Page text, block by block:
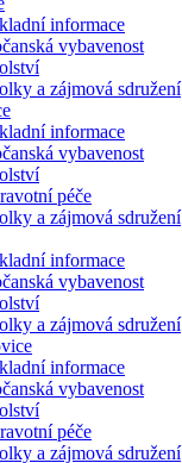
informace
vybavenost
a zájmová sdružení
informace
vybavenost
péče
a zájmová sdružení
informace
vybavenost
a zájmová sdružení
informace
vybavenost
péče
a zájmová sdružení